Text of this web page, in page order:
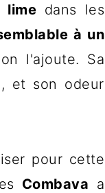
lime dans les
à un
l'ajoute. Sa
et son odeur
pour cette
Combava a